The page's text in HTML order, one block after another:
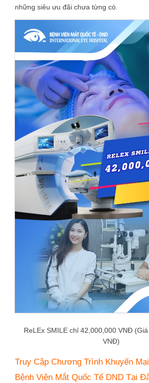
những siêu ưu đãi chưa từng có.
ReLEx SMILE chỉ 42,000,000 VNĐ
VNĐ)
Truy Cập Chương Trình Khuyến
Bệnh Viện Mắt Quốc Tế DND Tại